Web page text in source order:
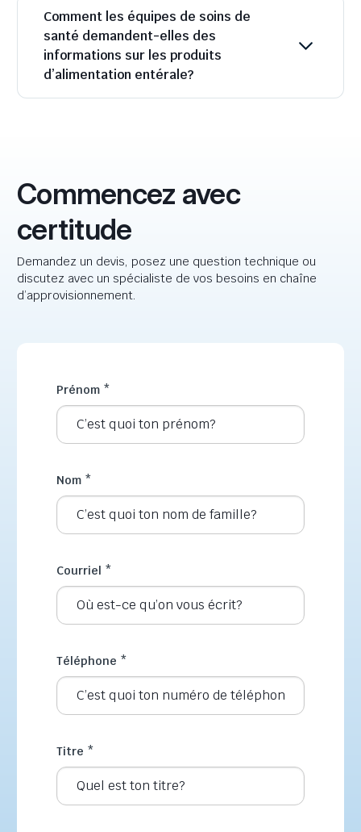
Comment les équipes de soins de
santé demandent-elles des
informations sur les produits
d’alimentation entérale?
Commencez avec
certitude
Demandez un devis, posez une question technique ou
discutez avec un spécialiste de vos besoins en chaîne
d’approvisionnement.
Prénom *
Nom *
Courriel *
Téléphone *
Titre *